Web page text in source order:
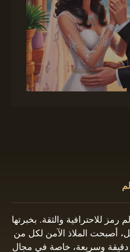
رمز للاحترافية والثقة. بخبرتها
أصبحت الملاذ الآمن لكل من
دقيقة وسريعة، خاصة في مجال